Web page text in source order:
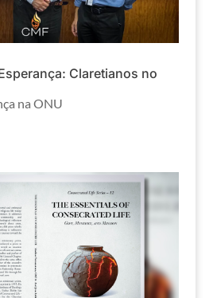
Claretianos no
na ONU